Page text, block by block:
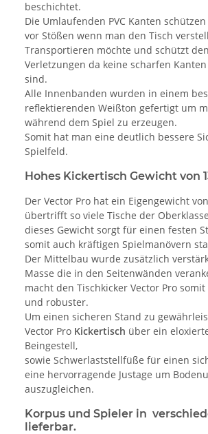
beschichtet.
Die Umlaufenden PVC Kanten
vor Stößen wenn man den Tisch
Transportieren möchte und schützt
Verletzungen da keine scharfen
sind.
Alle Innenbanden wurden in einem
reflektierenden Weißton gefertigt um
während dem Spiel zu erzeugen.
Somit hat man eine deutlich bessere
Spielfeld.
Hohes Kickertisch Gewicht von
Der Vector Pro hat ein Eigengewicht
übertrifft so viele Tische der
dieses Gewicht sorgt für einen festen
somit auch kräftigen Spielmanövern
Der Mittelbau wurde zusätzlich
Masse die in den Seitenwänden
macht den Tischkicker Vector Pro
und robuster.
Um einen sicheren Stand zu
Vector Pro Kickertisch über ein
Beingestell,
sowie Schwerlaststellfüße für einen
eine hervorragende Justage um
auszugleichen.
Korpus und Spieler in
lieferbar.